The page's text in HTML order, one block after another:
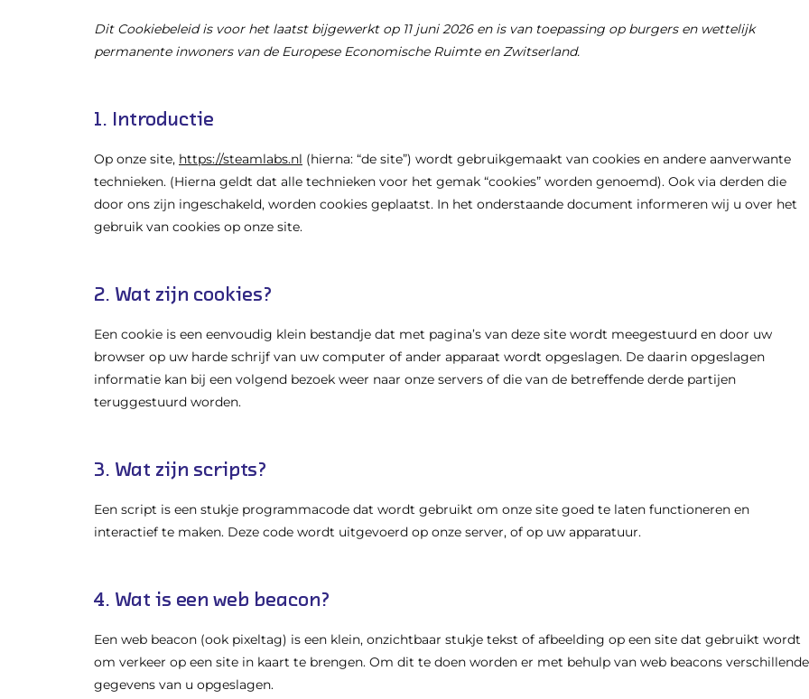
Dit Cookiebeleid is voor het laatst bijgewerkt op 11 juni 2026 en is van toepassing op burgers en wettelijk
permanente inwoners van de Europese Economische Ruimte en Zwitserland.
1. Introductie
Op onze site, https://steamlabs.nl (hierna: “de site”) wordt gebruikgemaakt van cookies en andere aanverwante
technieken. (Hierna geldt dat alle technieken voor het gemak “cookies” worden genoemd). Ook via derden die
door ons zijn ingeschakeld, worden cookies geplaatst. In het onderstaande document informeren wij u over het
gebruik van cookies op onze site.
2. Wat zijn cookies?
Een cookie is een eenvoudig klein bestandje dat met pagina’s van deze site wordt meegestuurd en door uw
browser op uw harde schrijf van uw computer of ander apparaat wordt opgeslagen. De daarin opgeslagen
informatie kan bij een volgend bezoek weer naar onze servers of die van de betreffende derde partijen
teruggestuurd worden.
3. Wat zijn scripts?
Een script is een stukje programmacode dat wordt gebruikt om onze site goed te laten functioneren en
interactief te maken. Deze code wordt uitgevoerd op onze server, of op uw apparatuur.
4. Wat is een web beacon?
Een web beacon (ook pixeltag) is een klein, onzichtbaar stukje tekst of afbeelding op een site dat gebruikt wordt
om verkeer op een site in kaart te brengen. Om dit te doen worden er met behulp van web beacons verschillende
gegevens van u opgeslagen.